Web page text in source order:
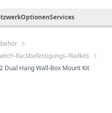
OptionenServices
Rackbefestigungs-/Railkits
Dual Hang Wall-Box Mount Kit